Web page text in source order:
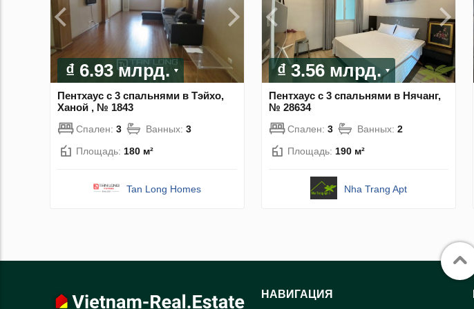
₫ 6.93 млрд.
Пентхаус с 3 спальнями в Тэйхо,
Ханой , № 1843
Спален: 3 Ванных: 3
Площадь: 180 м²
Tan Long Homes
₫ 3.56 млрд.
Пентхаус с 3 спальнями в Нячанг,
№ 28634
Спален: 3 Ванных: 2
Площадь: 190 м²
Nha Trang Apt
НАВИГАЦИЯ